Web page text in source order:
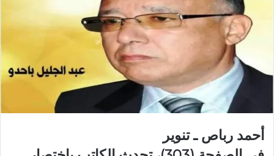
أحمد رباص ـ تنوير